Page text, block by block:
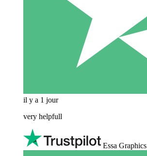
il y a 1 jour
very helpfull
Essa Graphics